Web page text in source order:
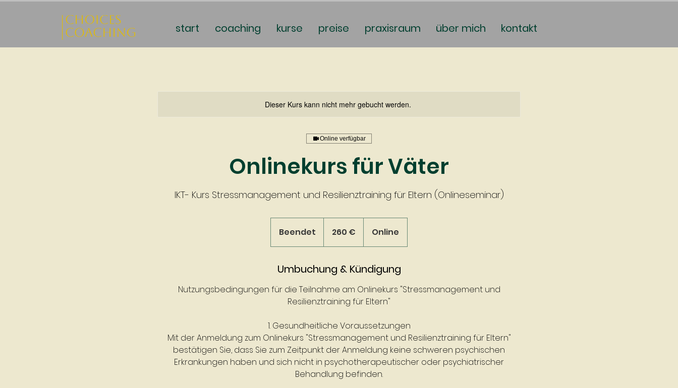
start coaching kurse preise praxisraum über mich kontakt
Dieser Kurs kann nicht mehr gebucht werden.
Online verfügbar
Onlinekurs für Väter
IKT- Kurs Stressmanagement und Resilienztraining für Eltern (Onlineseminar)
Beendet
e
n
e
t
260 € Online
Umbuchung & Kündigung
Nutzungsbedingungen für die Teilnahme am Onlinekurs "Stressmanagement und
Resilienztraining für Eltern"
1. Gesundheitliche Voraussetzungen
Mit der Anmeldung zum Onlinekurs "Stressmanagement und Resilienztraining für Eltern"
bestätigen Sie, dass Sie zum Zeitpunkt der Anmeldung keine schweren psychischen
Erkrankungen haben und sich nicht in psychotherapeutischer oder psychiatrischer
Behandlung befinden.